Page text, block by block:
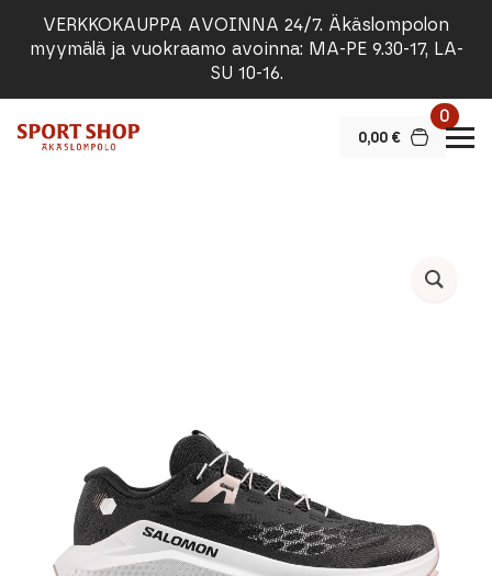
VERKKOKAUPPA AVOINNA 24/7. Äkäslompolon
myymälä ja vuokraamo avoinna: MA-PE 9.30-17, LA-
SU 10-16.
0,00 €
0